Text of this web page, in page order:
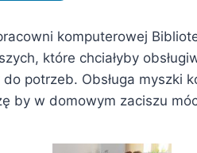
komputerowej
które chciałyby
potrzeb. Obsługa myszki
by w domowym zaciszu